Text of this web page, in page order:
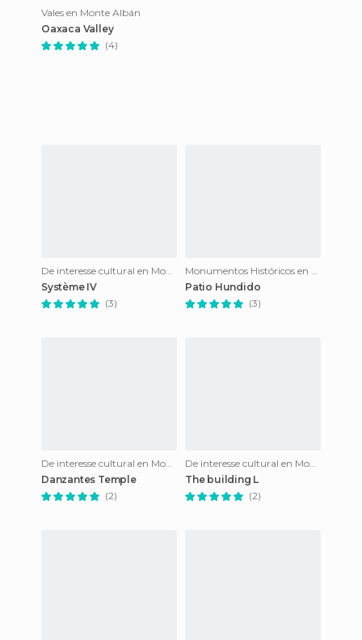
Vales en Monte Albán
Oaxaca Valley
(4)
De interesse cultural en Monte Albán
Système IV
(3)
Monumentos Históricos en Monte Albán
Patio Hundido
(3)
De interesse cultural en Monte Albán
Danzantes Temple
(2)
De interesse cultural en Monte Albán
The building L
(2)